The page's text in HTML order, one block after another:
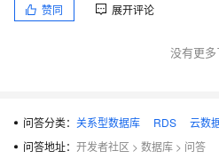
赞同 展开评论
没有更多
问答分类： 关系型数据库 RDS
云数
问答地址： 开发者社区 > 数据库 > 问答